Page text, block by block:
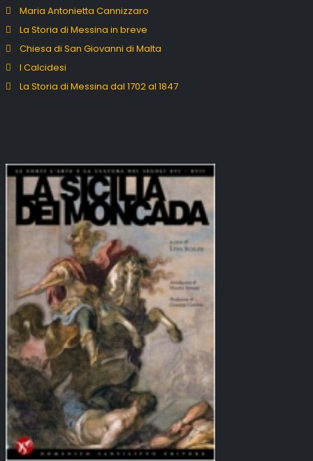
Maria Antonietta Cannizzaro
La Storia di Messina in breve
Chiesa di San Giovanni di Malta
I Calcidesi
La Storia di Messina dal 1702 al 1847